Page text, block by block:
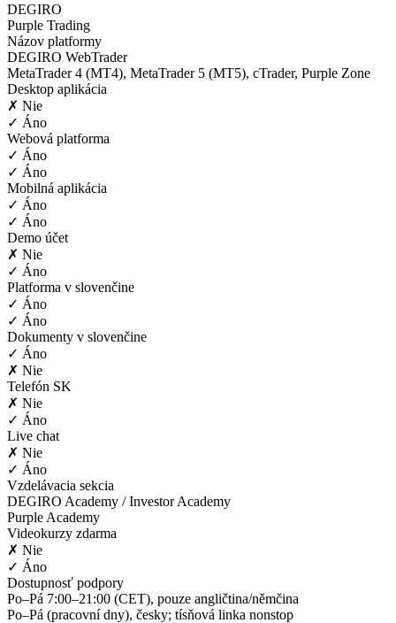
DEGIRO
Purple Trading
Názov platformy
DEGIRO WebTrader
MetaTrader 4 (MT4), MetaTrader 5 (MT5), cTrader, Purple Zone
Desktop aplikácia
✗ Nie
✓ Áno
Webová platforma
✓ Áno
✓ Áno
Mobilná aplikácia
✓ Áno
✓ Áno
Demo účet
✗ Nie
✓ Áno
Platforma v slovenčine
✓ Áno
✓ Áno
Dokumenty v slovenčine
✓ Áno
✗ Nie
Telefón SK
✗ Nie
✓ Áno
Live chat
✗ Nie
✓ Áno
Vzdelávacia sekcia
DEGIRO Academy / Investor Academy
Purple Academy
Videokurzy zdarma
✗ Nie
✓ Áno
Dostupnosť podpory
Po–Pá 7:00–21:00 (CET), pouze angličtina/němčina
Po–Pá (pracovní dny), česky; tísňová linka nonstop